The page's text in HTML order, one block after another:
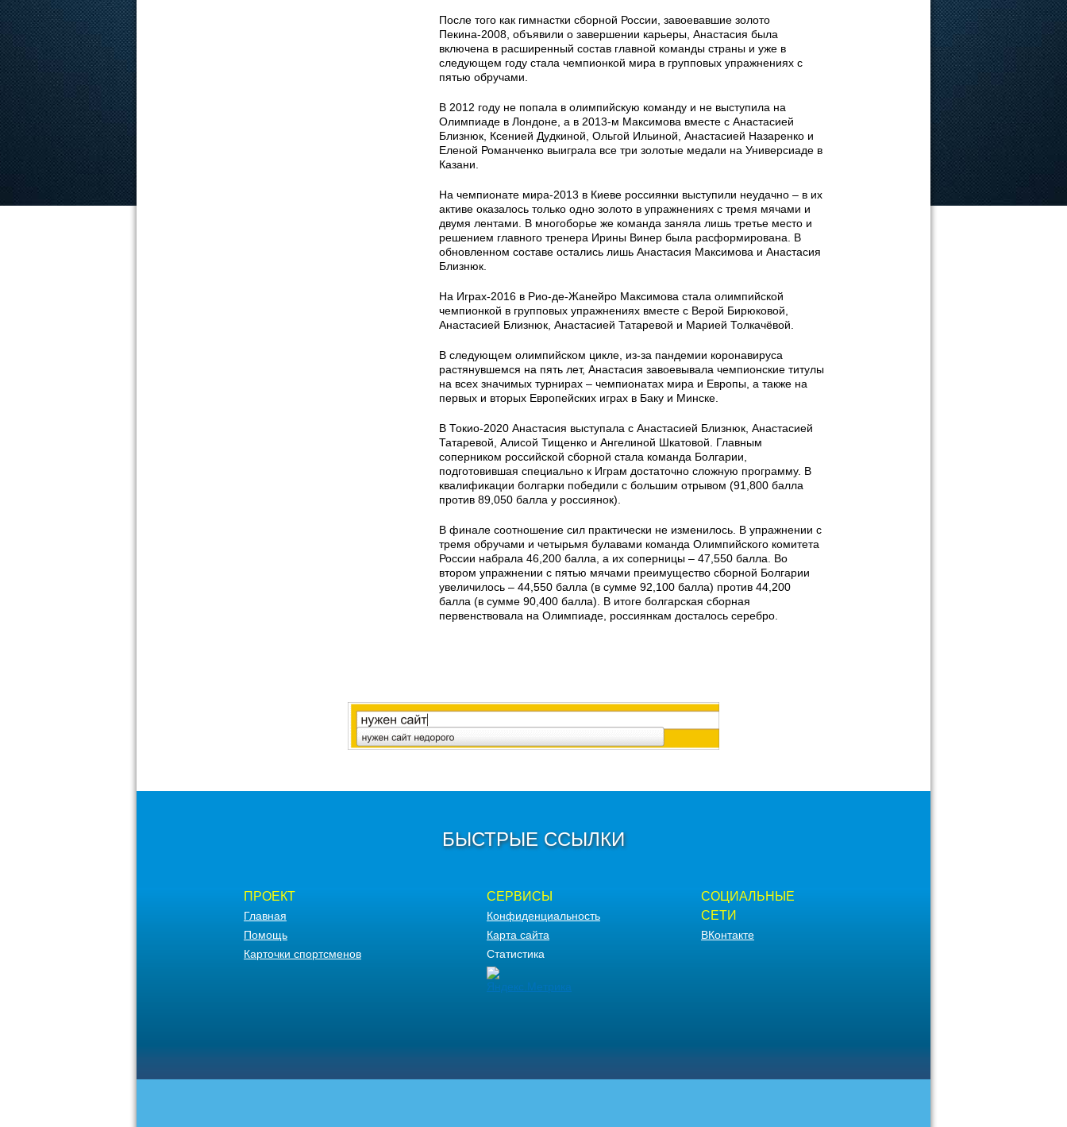
После того как гимнастки сборной России, завоевавшие золото
Пекина-2008, объявили о завершении карьеры, Анастасия была
включена в расширенный состав главной команды страны и уже в
следующем году стала чемпионкой мира в групповых упражнениях с
пятью обручами.
В 2012 году не попала в олимпийскую команду и не выступила на
Олимпиаде в Лондоне, а в 2013-м Максимова вместе с Анастасией
Близнюк, Ксенией Дудкиной, Ольгой Ильиной, Анастасией Назаренко и
Еленой Романченко выиграла все три золотые медали на Универсиаде в
Казани.
На чемпионате мира-2013 в Киеве россиянки выступили неудачно – в их
активе оказалось только одно золото в упражнениях с тремя мячами и
двумя лентами. В многоборье же команда заняла лишь третье место и
решением главного тренера Ирины Винер была расформирована. В
обновленном составе остались лишь Анастасия Максимова и Анастасия
Близнюк.
На Играх-2016 в Рио-де-Жанейро Максимова стала олимпийской
чемпионкой в групповых упражнениях вместе с Верой Бирюковой,
Анастасией Близнюк, Анастасией Татаревой и Марией Толкачёвой.
В следующем олимпийском цикле, из-за пандемии коронавируса
растянувшемся на пять лет, Анастасия завоевывала чемпионские титулы
на всех значимых турнирах – чемпионатах мира и Европы, а также на
первых и вторых Европейских играх в Баку и Минске.
В Токио-2020 Анастасия выступала с Анастасией Близнюк, Анастасией
Татаревой, Алисой Тищенко и Ангелиной Шкатовой. Главным
соперником российской сборной стала команда Болгарии,
подготовившая специально к Играм достаточно сложную программу. В
квалификации болгарки победили с большим отрывом (91,800 балла
против 89,050 балла у россиянок).
В финале соотношение сил практически не изменилось. В упражнении с
тремя обручами и четырьмя булавами команда Олимпийского комитета
России набрала 46,200 балла, а их соперницы – 47,550 балла. Во
втором упражнении с пятью мячами преимущество сборной Болгарии
увеличилось – 44,550 балла (в сумме 92,100 балла) против 44,200
балла (в сумме 90,400 балла). В итоге болгарская сборная
первенствовала на Олимпиаде, россиянкам досталось серебро.
БЫСТРЫЕ ССЫЛКИ
ПРОЕКТ
Главная
Помощь
Карточки спортсменов
СЕРВИСЫ
Конфиденциальность
Карта сайта
Статистика
СОЦИАЛЬНЫЕ
СЕТИ
ВКонтакте